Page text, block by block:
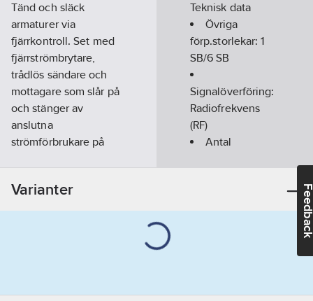
Tänd och släck
armaturer via
fjärrkontroll. Set med
fjärrströmbrytare,
trådlös sändare och
mottagare som slår på
och stänger av
anslutna
strömförbrukare på
upp till 3 kanaler och
varje kanal kan styra 3
inga inställningar
Teknisk data
Övriga
förp.storlekar:1
SB/6 SB
Signalöverföring:
Radiofrekvens
(RF)
Antal
m
(IP):IP20
Varianter